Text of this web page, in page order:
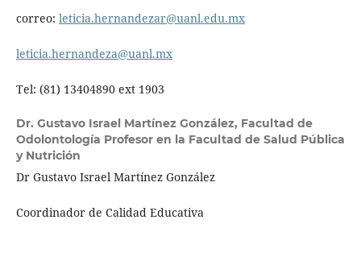
correo: leticia.hernandezar@uanl.edu.mx
leticia.hernandeza@uanl.mx
Tel: (81) 13404890 ext 1903
Dr. Gustavo Israel Martínez González, Facultad de
Odolontología Profesor en la Facultad de Salud Pública
y Nutrición
Dr Gustavo Israel Martínez González
Coordinador de Calidad Educativa